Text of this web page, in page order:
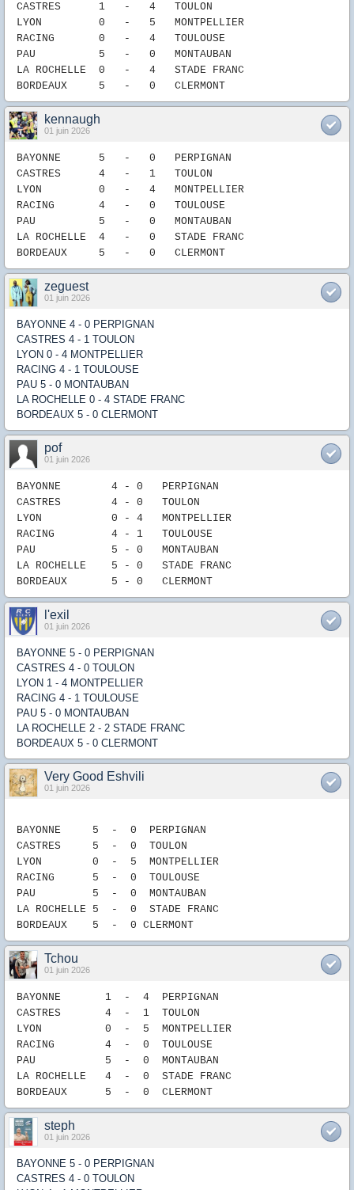
CASTRES 1
- 4 TOULON
LYON 0
- 5 MONTPELLIER
RACING 0
- 4 TOULOUSE
PAU
5 - 0 MONTAUBAN
LA ROCHELLE 0 - 4
STADE FRANC
BORDEAUX 5 - 0 CLERMONT
kennaugh
01 juin 2026
BAYONNE 5 - 0 PERPIGNAN
CASTRES 4
- 1 TOULON
LYON 0
- 4 MONTPELLIER
RACING 4
- 0 TOULOUSE
PAU
5 - 0 MONTAUBAN
LA ROCHELLE 4 - 0
STADE FRANC
BORDEAUX 5 - 0 CLERMONT
zeguest
01 juin 2026
BAYONNE 4 - 0 PERPIGNAN
CASTRES 4 - 1 TOULON
LYON 0 - 4 MONTPELLIER
RACING 4 - 1 TOULOUSE
PAU 5 - 0 MONTAUBAN
LA ROCHELLE 0 - 4 STADE FRANC
BORDEAUX 5 - 0 CLERMONT
pof
01 juin 2026
BAYONNE 4 - 0 PERPIGNAN
CASTRES 4
- 0 TOULON
LYON 0
- 4
MONTPELLIER
RACING 4
- 1
TOULOUSE
PAU
5 - 0 MONTAUBAN
LA ROCHELLE 5 - 0
STADE FRANC
BORDEAUX 5 - 0 CLERMONT
l'exil
01 juin 2026
BAYONNE 5 - 0 PERPIGNAN
CASTRES 4 - 0 TOULON
LYON 1 - 4 MONTPELLIER
RACING 4 - 1 TOULOUSE
PAU 5 - 0 MONTAUBAN
LA ROCHELLE 2 - 2 STADE FRANC
BORDEAUX 5 - 0 CLERMONT
Very Good Eshvili
01 juin 2026
BAYONNE 5 - 0 PERPIGNAN
CASTRES 5
- 0 TOULON
LYON 0
- 5 MONTPELLIER
RACING 5
- 0 TOULOUSE
PAU
5 - 0 MONTAUBAN
LA ROCHELLE 5 - 0
STADE FRANC
BORDEAUX 5 - 0 CLERMONT
Tchou
01 juin 2026
BAYONNE 1 - 4 PERPIGNAN
CASTRES 4
- 1 TOULON
LYON 0
- 5 MONTPELLIER
RACING 4
- 0 TOULOUSE
PAU
5 - 0 MONTAUBAN
LA ROCHELLE 4 - 0
STADE FRANC
BORDEAUX 5 - 0 CLERMONT
steph
01 juin 2026
BAYONNE 5 - 0 PERPIGNAN
CASTRES 4 - 0 TOULON